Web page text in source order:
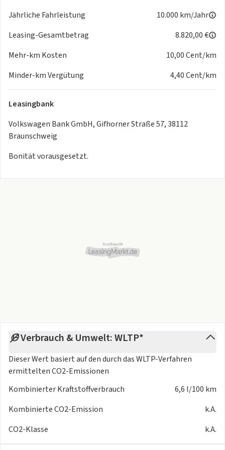
- Beifahrerairbag abschaltbar
- Außenspiegel elektr. verstell
- Fensterheber elektrisch vorn und hinten
- Funkschlüssel (2) klappbar
- Getriebe 6-Gang
- Isofix-Aufnahmen für Kindersitz an Rücksitz
- elektr. verstellbar
- Notrufsystem
- Schadstoffarm nach Abgasnorm Euro 6e
- Scheinwerfer LED Plus
- Klimaanlage Climatronic 2-Zonen
- Sitzbezug / Polsterung: Stoff Style
- Winter-Paket
- Sitzheizung vorn
- Lenkrad heizbar (Leder) mit Multifunktion und
Exterieur:
- LM-Felgen
Jährliche Fahrleistung
10.000 km/Jahr
Leasing-Gesamtbetrag
8.820,00 €
Mehr-km Kosten
10,00 Cent/km
Minder-km Vergütung
4,40 Cent/km
Leasingbank
Volkswagen Bank GmbH, Gifhorner Straße 57, 38112
Braunschweig
Bonität vorausgesetzt.
Verbrauch & Umwelt: WLTP*
Dieser Wert basiert auf den durch dasWLTP-Verfahren
ermittelten CO2-Emissionen
Kombinierter Kraftstoffverbrauch
6,6 l/100 km
Kombinierte CO2-Emission
k.A.
CO2-Klasse
k.A.